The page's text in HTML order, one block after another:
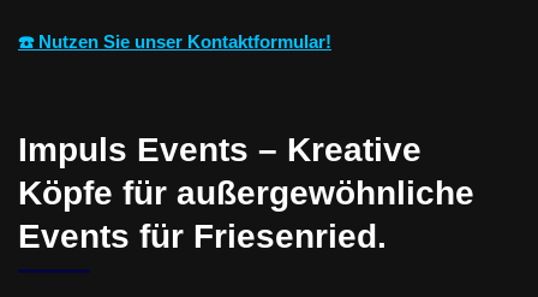
☎️ Nutzen Sie unser Kontaktformular!
Impuls Events – Kreative
Köpfe für außergewöhnliche
Events für Friesenried.